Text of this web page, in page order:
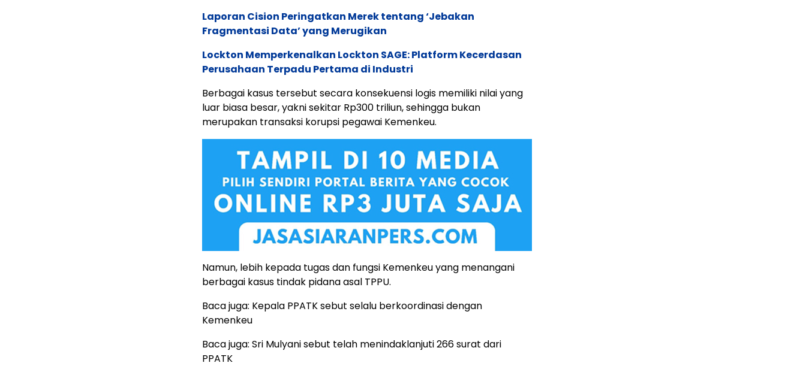
Laporan Cision Peringatkan Merek tentang ‘Jebakan
Fragmentasi Data’ yang Merugikan
Lockton Memperkenalkan Lockton SAGE: Platform Kecerdasan
Perusahaan Terpadu Pertama di Industri
Berbagai kasus tersebut secara konsekuensi logis memiliki nilai yang
luar biasa besar, yakni sekitar Rp300 triliun, sehingga bukan
merupakan transaksi korupsi pegawai Kemenkeu.
Namun, lebih kepada tugas dan fungsi Kemenkeu yang menangani
berbagai kasus tindak pidana asal TPPU.
Baca juga: Kepala PPATK sebut selalu berkoordinasi dengan
Kemenkeu
Baca juga: Sri Mulyani sebut telah menindaklanjuti 266 surat dari
PPATK